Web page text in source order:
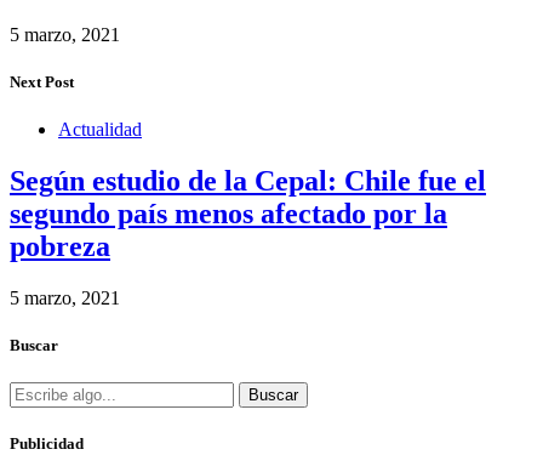
5 marzo, 2021
Next Post
Actualidad
Según estudio de la Cepal: Chile fue el
segundo país menos afectado por la
pobreza
5 marzo, 2021
Buscar
Buscar
Publicidad